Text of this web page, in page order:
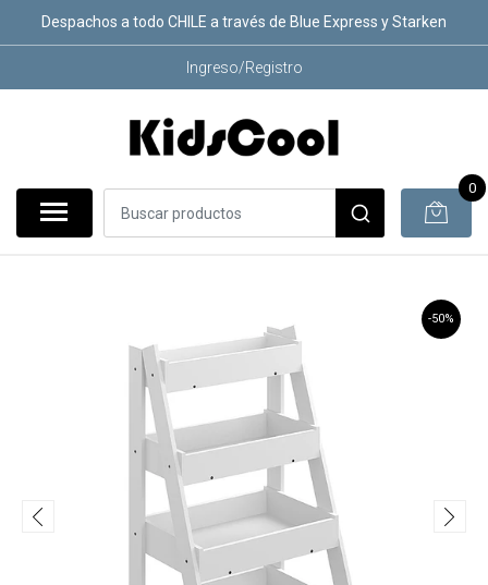
Despachos a todo CHILE a través de Blue Express y Starken
Ingreso/Registro
0
-50%